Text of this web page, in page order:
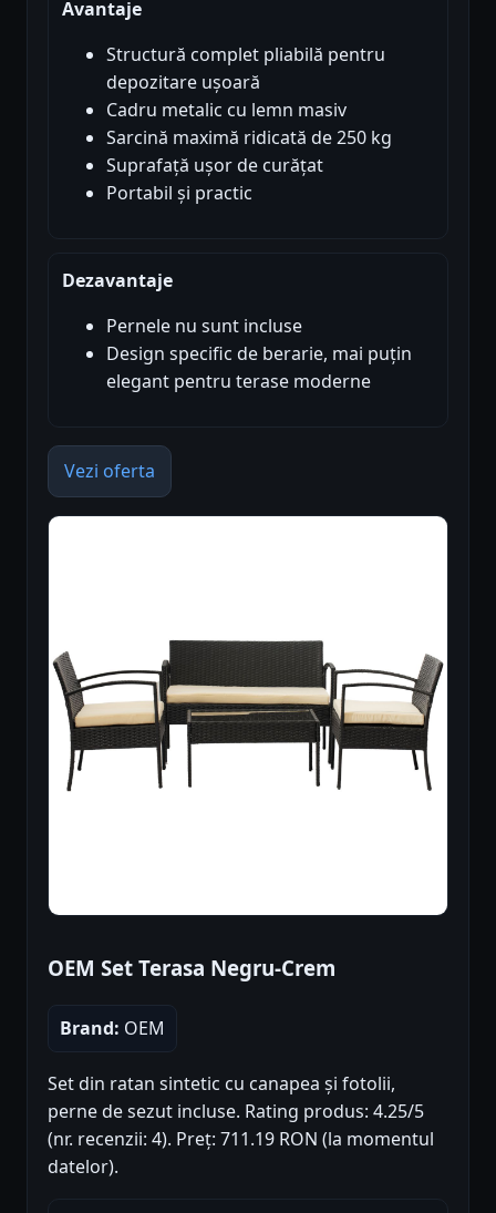
Avantaje
Structură complet pliabilă pentru
depozitare ușoară
Cadru metalic cu lemn masiv
Sarcină maximă ridicată de 250 kg
Suprafață ușor de curățat
Portabil și practic
Dezavantaje
Pernele nu sunt incluse
Design specific de berarie, mai puțin
elegant pentru terase moderne
Vezi oferta
OEM Set Terasa Negru-Crem
Brand: OEM
Set din ratan sintetic cu canapea și fotolii,
perne de sezut incluse. Rating produs: 4.25/5
(nr. recenzii: 4). Preț: 711.19 RON (la momentul
datelor).